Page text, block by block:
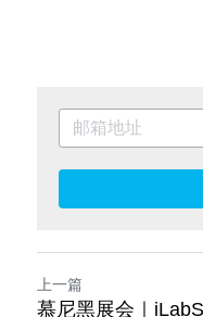
上一篇
慕尼黑展会｜